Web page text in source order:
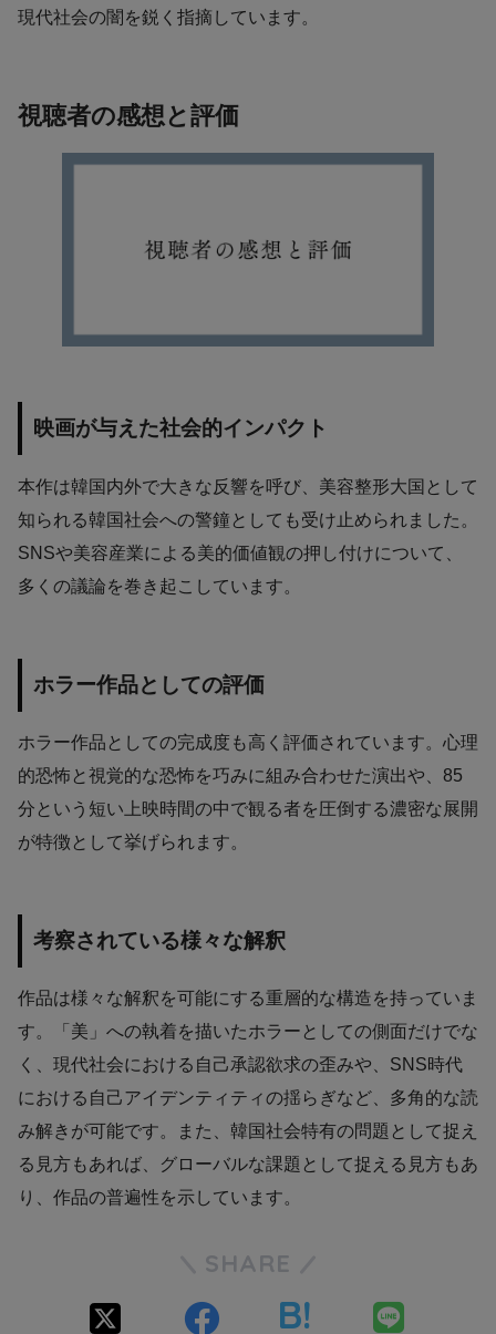
現代社会の闇を鋭く指摘しています。
視聴者の感想と評価
映画が与えた社会的インパクト
本作は韓国内外で大きな反響を呼び、美容整形大国として
知られる韓国社会への警鐘としても受け止められました。
SNSや美容産業による美的価値観の押し付けについて、
多くの議論を巻き起こしています。
ホラー作品としての評価
ホラー作品としての完成度も高く評価されています。心理
的恐怖と視覚的な恐怖を巧みに組み合わせた演出や、85
分という短い上映時間の中で観る者を圧倒する濃密な展開
が特徴として挙げられます。
考察されている様々な解釈
作品は様々な解釈を可能にする重層的な構造を持っていま
す。「美」への執着を描いたホラーとしての側面だけでな
く、現代社会における自己承認欲求の歪みや、SNS時代
における自己アイデンティティの揺らぎなど、多角的な読
み解きが可能です。また、韓国社会特有の問題として捉え
る見方もあれば、グローバルな課題として捉える見方もあ
り、作品の普遍性を示しています。
SHARE